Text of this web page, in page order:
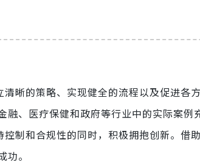
晰的策略、实现健全的流程以及促进各
、医疗保健和政府等行业中的实际案例
制和合规性的同时，积极拥抱创新。借
。